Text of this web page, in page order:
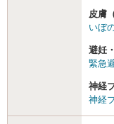
皮膚
いぼ
避妊
緊急
神経
神経